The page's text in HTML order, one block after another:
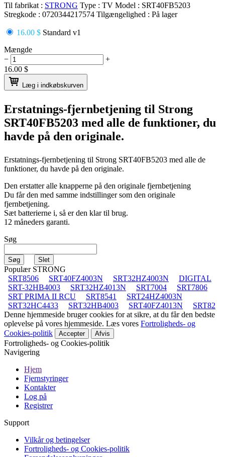
Til fabrikat : STRONG Type : TV Model : SRT40FB5203
Stregkode : 0720344217574 Tilgængelighed : På lager
16.00 $ Standard v1
Mængde
−
+
16.00 $
Læg i indkøbskurven
Erstatnings-fjernbetjening til Strong
SRT40FB5203 med alle de funktioner, du
havde på den originale.
Erstatnings-fjernbetjening til Strong SRT40FB5203 med alle de
funktioner, du havde på den originale.
Den erstatter alle knapperne på den originale fjernbetjening
Du får den med samme indstillinger som den originale
fjernbetjening.
Sæt batterierne i, så er den klar til brug.
12 måneders garanti.
Søg
Populær STRONG
SRT8506
SRT40FZ4003N SRT32HZ4003N
DIGITAL
SRT-32HB4003
SRT32HZ4013N SRT7004
SRT7806
SRT PRIMA II RCU
SRT8541
SRT24HZ4003N
SRT32HC4433
SRT32HB4003 SRT40FZ4013N
SRT82
Denne hjemmeside bruger cookies for at sikre, at du får den bedste
oplevelse på vores hjemmeside. Læs vores Fortroligheds- og
Cookies-politik
Accepter Afvis
Fortroligheds- og Cookies-politik
Navigering
Hjem
Fjernstyringer
Kontakter
Log på
Registrer
Support
Vilkår og betingelser
Fortroligheds- og Cookies-politik